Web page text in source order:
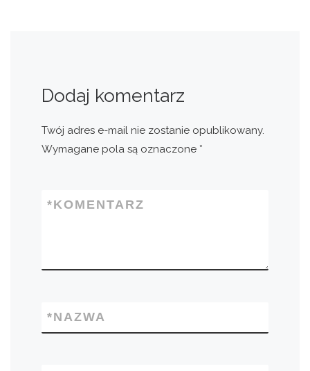
Dodaj komentarz
Twój adres e-mail nie zostanie opublikowany.
Wymagane pola są oznaczone *
KOMENTARZ
*
NAZWA
*